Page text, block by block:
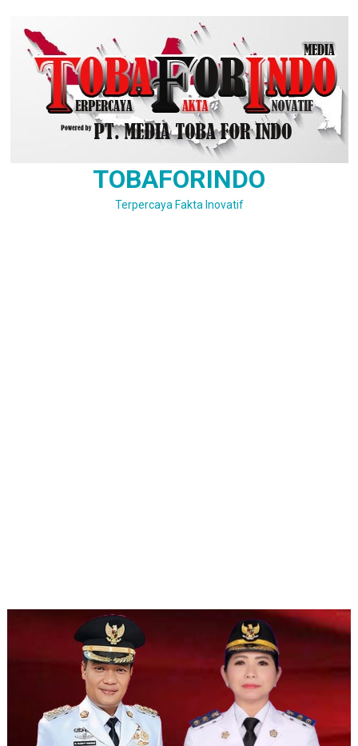
content
TOBAFORINDO
Terpercaya Fakta Inovatif